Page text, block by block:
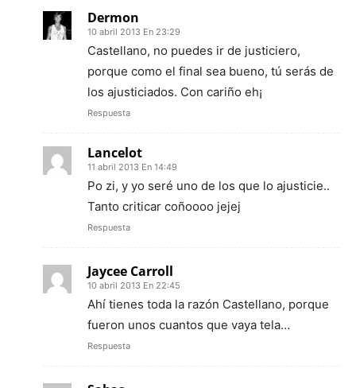
Dermon
10 abril 2013 En 23:29
Castellano, no puedes ir de justiciero,
porque como el final sea bueno, tú serás de
los ajusticiados. Con cariño eh¡
Respuesta
Lancelot
11 abril 2013 En 14:49
Po zi, y yo seré uno de los que lo ajusticie..
Tanto criticar coñoooo jejej
Respuesta
Jaycee Carroll
10 abril 2013 En 22:45
Ahí tienes toda la razón Castellano, porque
fueron unos cuantos que vaya tela…
Respuesta